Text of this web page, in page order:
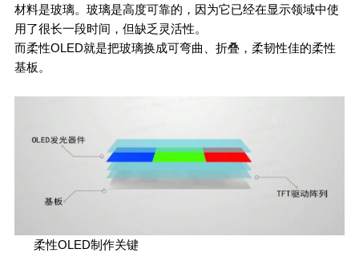
材料是玻璃。玻璃是高度可靠的，因为它已经在显示领域中使
用了很长一段时间，但缺乏灵活性。
而柔性OLED就是把玻璃换成可弯曲、折叠，柔韧性佳的柔性
基板。
柔性OLED制作关键